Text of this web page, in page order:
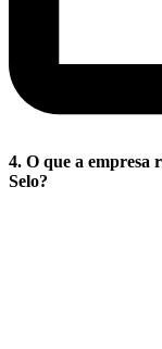
4. O que a empresa
Selo?